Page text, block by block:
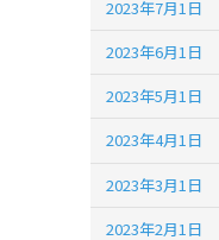
2023年7月1日
2023年6月1日
2023年5月1日
2023年4月1日
2023年3月1日
2023年2月1日